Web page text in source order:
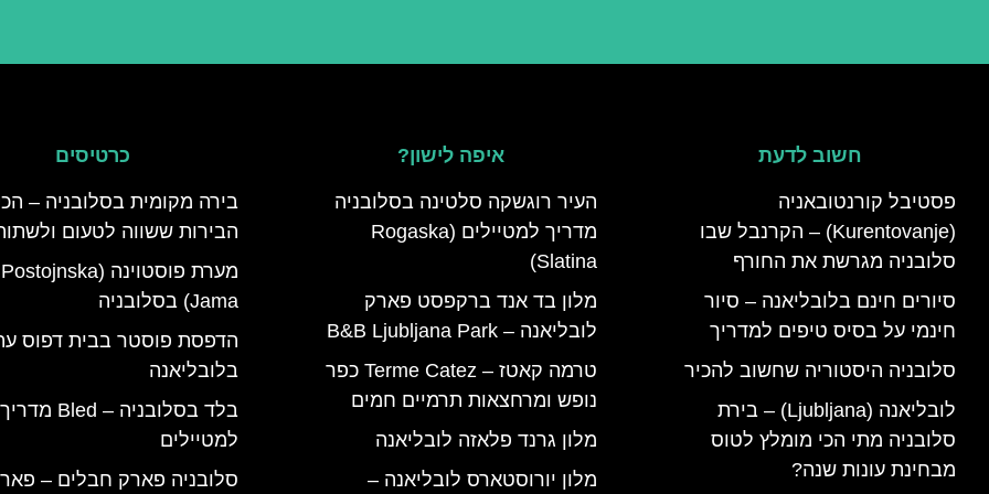
חשוב לדעת
פסטיבל קורנטובאניה
(Kurentovanje) – הקרנבל שבו
סלובניה מגרשת את החורף
סיורים חינם בלובליאנה – סיור
חינמי על בסיס טיפים למדריך
סלובניה היסטוריה שחשוב להכיר
לובליאנה (Ljubljana) – בירת
סלובניה מתי הכי מומלץ לטוס
מבחינת עונות שנה?
איפה לישון?
העיר רוגשקה סלטינה בסלובניה
מדריך למטיילים (Rogaska
Slatina)
מלון בד אנד ברקפסט פארק
לובליאנה – B&B Ljubljana Park
טרמה קאטז – Terme Catez כפר
נופש ומרחצאות תרמיים חמים
מלון גרנד פלאזה לובליאנה
מלון יורוסטארס לובליאנה –
כרטיסים
בירה מקומית בסלובניה –
הבירות ששווה לטעום
מערת פוסטוינה (Postojnska
Jama) בסלובניה
הדפסת פוסטר בבית דפוס
בלובליאנה
בלד בסלובניה – Bled מדריך
למטיילים
סלובניה פארק חבלים –